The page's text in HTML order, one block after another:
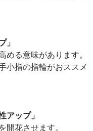
」
る意味があります。
小指の指輪がおススメ
アップ」
花させます。